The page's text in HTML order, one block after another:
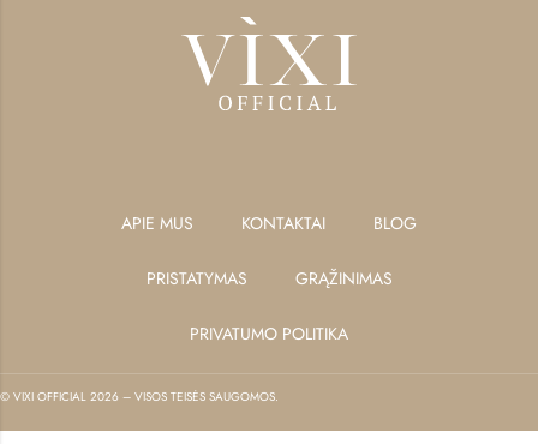
APIE MUS KONTAKTAI BLOG
PRISTATYMAS GRĄŽINIMAS
PRIVATUMO POLITIKA
© VIXI OFFICIAL 2026 – VISOS TEISĖS SAUGOMOS.